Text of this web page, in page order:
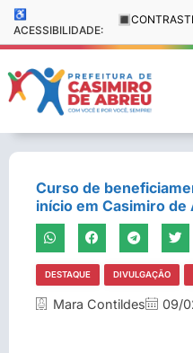
♿
ACESSIBILIDADE:
🔳
Curso de
início em Casimiro de
DESTAQUE DIVULGAÇÃO
Mara Contildes 09/